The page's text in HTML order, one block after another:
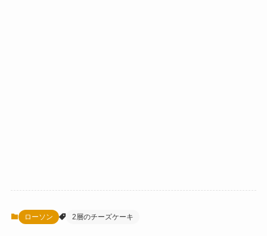
ローソン 2層のチーズケーキ